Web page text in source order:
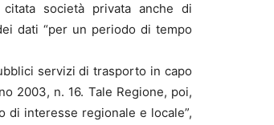
società privata anche di
dati “per un periodo di tempo
servizi di trasporto in capo
2003, n. 16. Tale Regione, poi,
interesse regionale e locale”,